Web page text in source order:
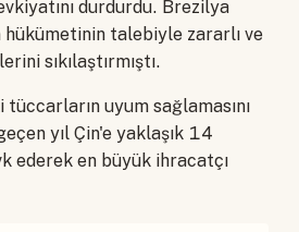
durdurdu. Brezilya
hükümetinin talebiyle zararlı ve
sıkılaştırmıştı.
uyum sağlamasını
yıl Çin'e yaklaşık 14
ederek en büyük ihracatçı